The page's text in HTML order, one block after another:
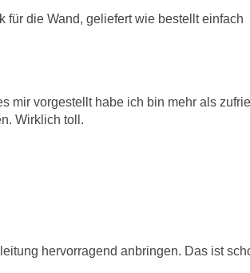
für die Wand, geliefert wie bestellt einfach
mir vorgestellt habe ich bin mehr als
Wirklich toll.
hervorragend anbringen. Das ist